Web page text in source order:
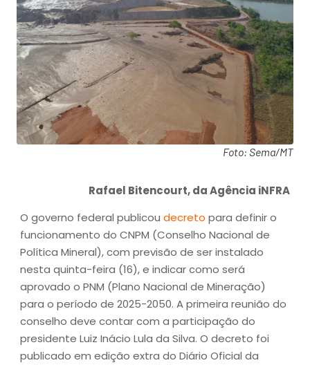
Foto: Sema/MT
Rafael Bitencourt, da Agência iNFRA
O governo federal publicou decreto para definir o
funcionamento do CNPM (Conselho Nacional de
Política Mineral), com previsão de ser instalado
nesta quinta-feira (16), e indicar como será
aprovado o PNM (Plano Nacional de Mineração)
para o período de 2025-2050. A primeira reunião do
conselho deve contar com a participação do
presidente Luiz Inácio Lula da Silva. O decreto foi
publicado em edição extra do Diário Oficial da